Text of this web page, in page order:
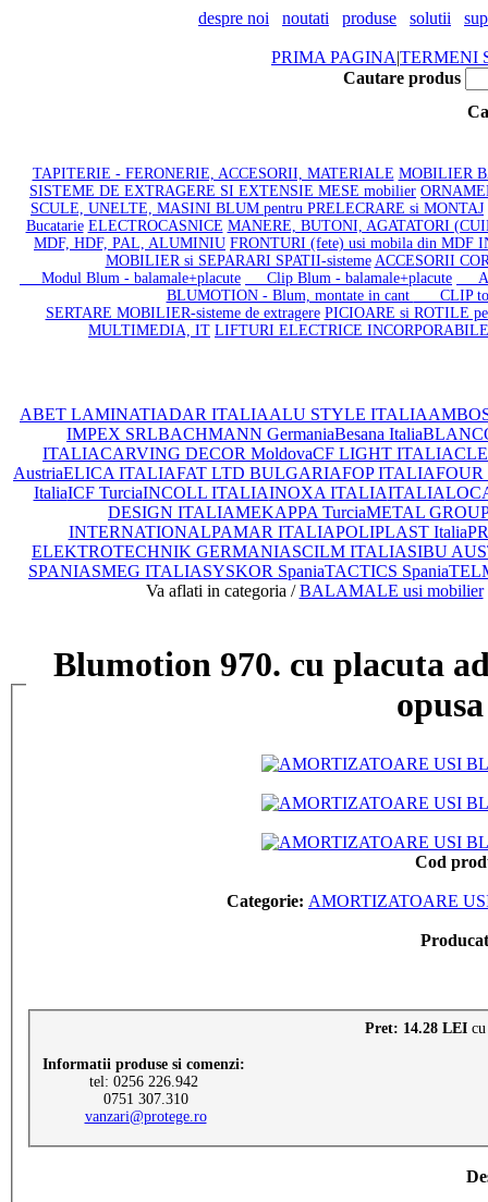
despre noi noutati produse solutii
PRIMA PAGINA|TERMENI
Cautare produs
TAPITERIE - FERONERIE, ACCESORII, MATERIALE MOBILIER
SISTEME DE EXTRAGERE SI EXTENSIE MESE mobilier
SCULE, UNELTE, MASINI BLUM pentru PRELECRARE si MONTAJ
Bucatarie ELECTROCASNICE MANERE, BUTONI, AGATATORI
MDF, HDF, PAL, ALUMINIU FRONTURI (fete) usi mobila din MDF
MOBILIER si SEPARARI SPATII-sisteme ACCESORII
Modul Blum - balamale+placute
Clip Blum - balamale+placute
BLUMOTION - Blum, montate in cant
CLIP top
SERTARE MOBILIER-sisteme de extragere PICIOARE si ROTILE
MULTIMEDIA, IT LIFTURI ELECTRICE
ABET LAMINATIADAR ITALIAALU STYLE ITALIA
IMPEX SRLBACHMANN GermaniaBesana Italia
ITALIACARVING DECOR MoldovaCF LIGHT ITALIA
AustriaELICA ITALIAFAT LTD BULGARIAFOP ITALIA
ItaliaICF TurciaINCOLL ITALIAINOXA ITALIAITALIA
DESIGN ITALIAMEKAPPA TurciaMETAL
INTERNATIONALPAMAR ITALIAPOLIPLAST Italia
ELEKTROTECHNIK GERMANIASCILM ITALIASIBU
SPANIASMEG ITALIASYSKOR SpaniaTACTICS Spania
Va aflati in categoria /BALAMALE usi mobilier
Blumotion 970. cu placuta
Cod
Categorie: AMORTIZATOARE
Pret: 14.28 LEI
Informatii produse si comenzi:
tel: 0256 226.942
0751 307.310
vanzari@protege.ro